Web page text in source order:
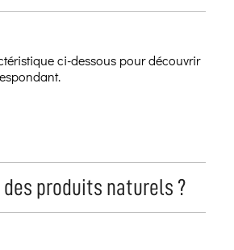
ci-dessous pour découvrir
des produits naturels ?